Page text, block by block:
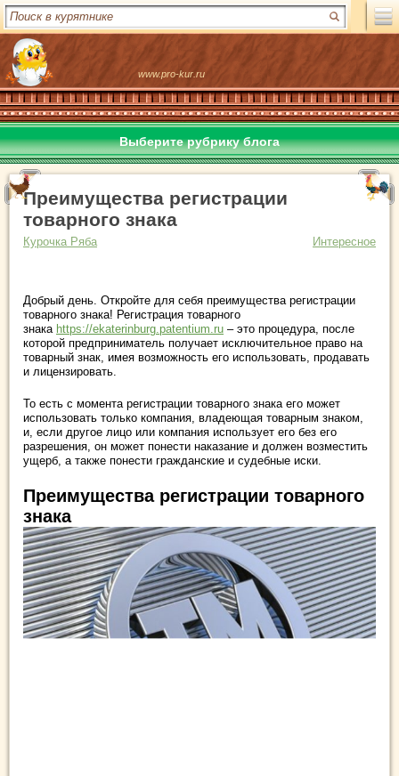
www.pro-kur.ru
Выберите рубрику блога
Преимущества регистрации
товарного знака
Курочка Ряба Интересное
Добрый день. Откройте для себя преимущества регистрации
товарного знака! Регистрация товарного
знака https://ekaterinburg.patentium.ru – это процедура, после
которой предприниматель получает исключительное право на
товарный знак, имея возможность его использовать, продавать
и лицензировать.
То есть с момента регистрации товарного знака его может
использовать только компания, владеющая товарным знаком,
и, если другое лицо или компания использует его без его
разрешения, он может понести наказание и должен возместить
ущерб, а также понести гражданские и судебные иски.
Преимущества регистрации товарного
знака